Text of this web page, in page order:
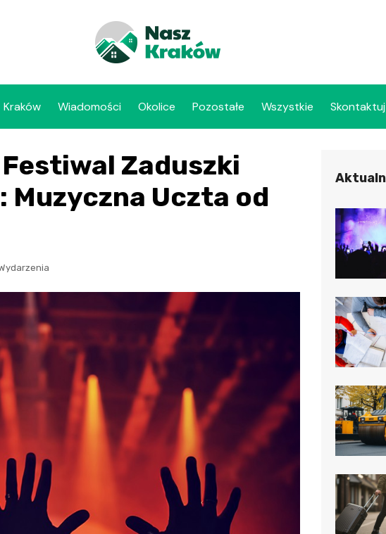
Kraków Wiadomości Okolice Pozostałe Wszystkie
Zaduszki
Muzyczna Uczta od